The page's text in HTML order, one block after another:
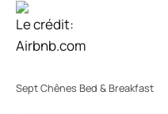
Le crédit:
Airbnb.com
Sept Chênes Bed & Breakfast